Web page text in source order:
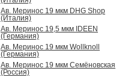
Ав. Меринос 19 мкм DHG Shop
(Италия)
Ав. Меринос 19,5 мкм IDEEN
(Германия)
Ав. Меринос 19 мкм Wollknoll
(Германия)
Ав. Меринос 19 мкм Семёновская
(Россия)